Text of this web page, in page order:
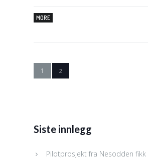
MORE
1 2
Siste innlegg
Pilotprosjekt fra Nesodden fikk